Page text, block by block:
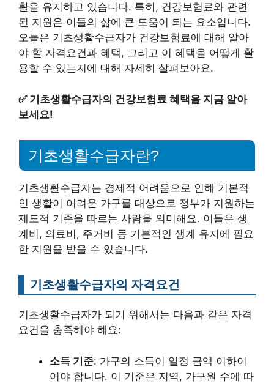
활을 유지하고 있습니다. 특히, 건강보험료와 관련
된 지원은 이들의 삶에 큰 도움이 되는 요소입니다.
오늘은 기초생활수급자가 건강보험료에 대해 알아
야 할 자격요건과 혜택, 그리고 이 혜택을 어떻게 활
용할 수 있는지에 대해 자세히 살펴보아요.
✅ 기초생활수급자의 건강보험료 혜택을 지금 알아
보세요!
기초생활수급자란?
기초생활수급자는 경제적 어려움으로 인해 기본적
인 생활이 어려운 가구를 대상으로 정부가 지원하는
제도적 기준을 따르는 사람을 의미해요. 이들은 생
계비, 의료비, 주거비 등 기본적인 생계 유지에 필요
한 지원을 받을 수 있습니다.
기초생활수급자의 자격요건
기초생활수급자가 되기 위해서는 다음과 같은 자격
요건을 충족해야 해요:
소득 기준: 가구의 소득이 일정 금액 이하이
어야 합니다. 이 기준은 지역, 가구원 수에 따